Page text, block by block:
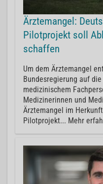
Ärztemangel:
Pilotprojekt soll
schaffen
Um dem Ärztemangel
Bundesregierung auf
medizinischem
Medizinerinnen und
Ärztemangel im
Pilotprojekt... Mehr